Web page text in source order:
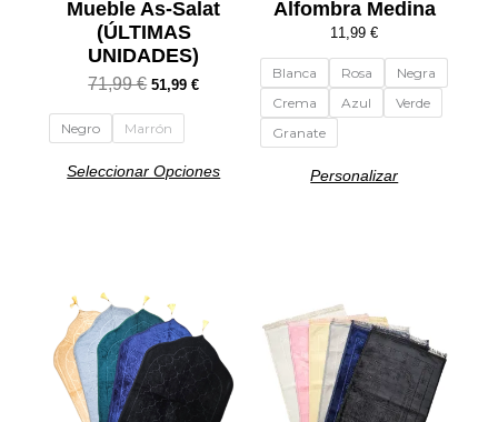
Mueble As-Salat
(ÚLTIMAS
UNIDADES)
71,99€ 51,99€
Negro Marrón
Seleccionar Opciones
página
producto
Alfombra Medina
11,99€
Blanca Rosa
Negra
Crema
Azul
Verde
Granate
Personalizar
página
producto
tiene
múltiples
variantes.
Las
tiene
múltiples
variantes.
Las